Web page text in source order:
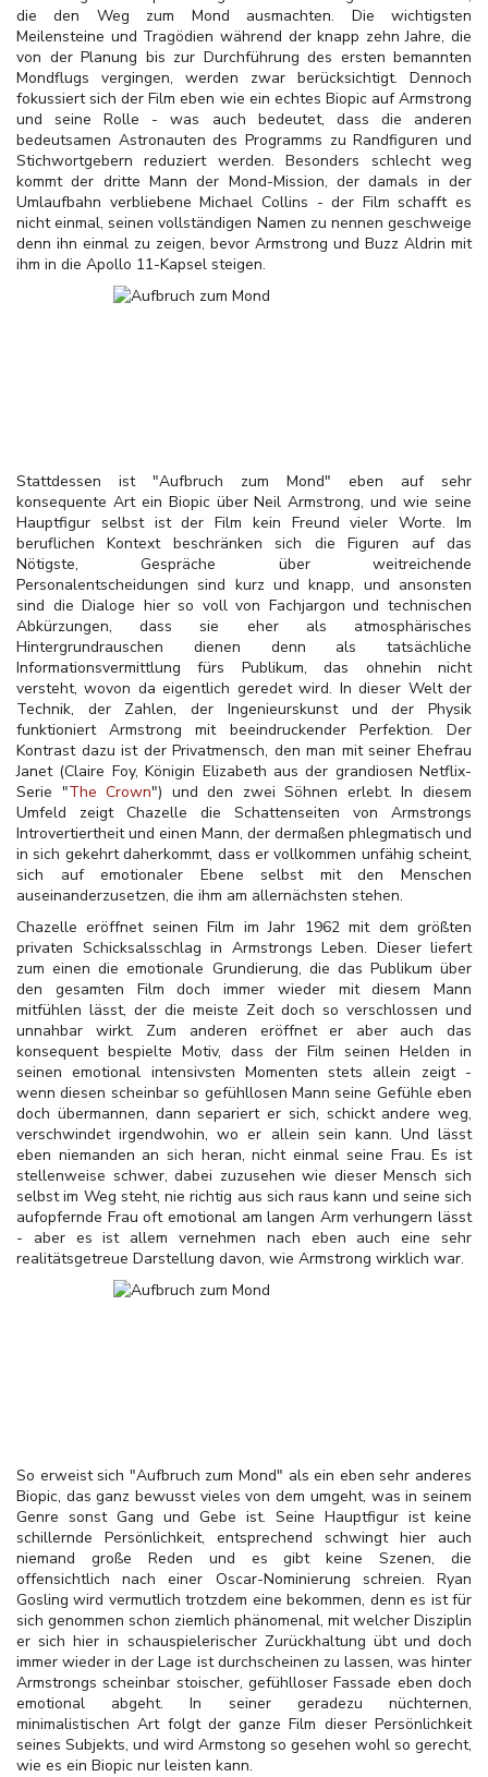
die den Weg zum Mond ausmachten. Die wichtigsten
Meilensteine und Tragödien während der knapp zehn Jahre, die
von der Planung bis zur Durchführung des ersten bemannten
Mondflugs vergingen, werden zwar berücksichtigt. Dennoch
fokussiert sich der Film eben wie ein echtes Biopic auf Armstrong
und seine Rolle - was auch bedeutet, dass die anderen
bedeutsamen Astronauten des Programms zu Randfiguren und
Stichwortgebern reduziert werden. Besonders schlecht weg
kommt der dritte Mann der Mond-Mission, der damals in der
Umlaufbahn verbliebene Michael Collins - der Film schafft es
nicht einmal, seinen vollständigen Namen zu nennen geschweige
denn ihn einmal zu zeigen, bevor Armstrong und Buzz Aldrin mit
ihm in die Apollo 11-Kapsel steigen.
Stattdessen ist "Aufbruch zum Mond" eben auf sehr
konsequente Art ein Biopic über Neil Armstrong, und wie seine
Hauptfigur selbst ist der Film kein Freund vieler Worte. Im
beruflichen Kontext beschränken sich die Figuren auf das
Nötigste, Gespräche über weitreichende
Personalentscheidungen sind kurz und knapp, und ansonsten
sind die Dialoge hier so voll von Fachjargon und technischen
Abkürzungen, dass sie eher als atmosphärisches
Hintergrundrauschen dienen denn als tatsächliche
Informationsvermittlung fürs Publikum, das ohnehin nicht
versteht, wovon da eigentlich geredet wird. In dieser Welt der
Technik, der Zahlen, der Ingenieurskunst und der Physik
funktioniert Armstrong mit beeindruckender Perfektion. Der
Kontrast dazu ist der Privatmensch, den man mit seiner Ehefrau
Janet (Claire Foy, Königin Elizabeth aus der grandiosen Netflix-
Serie "The Crown") und den zwei Söhnen erlebt. In diesem
Umfeld zeigt Chazelle die Schattenseiten von Armstrongs
Introvertiertheit und einen Mann, der dermaßen phlegmatisch und
in sich gekehrt daherkommt, dass er vollkommen unfähig scheint,
sich auf emotionaler Ebene selbst mit den Menschen
auseinanderzusetzen, die ihm am allernächsten stehen.
Chazelle eröffnet seinen Film im Jahr 1962 mit dem größten
privaten Schicksalsschlag in Armstrongs Leben. Dieser liefert
zum einen die emotionale Grundierung, die das Publikum über
den gesamten Film doch immer wieder mit diesem Mann
mitfühlen lässt, der die meiste Zeit doch so verschlossen und
unnahbar wirkt. Zum anderen eröffnet er aber auch das
konsequent bespielte Motiv, dass der Film seinen Helden in
seinen emotional intensivsten Momenten stets allein zeigt -
wenn diesen scheinbar so gefühllosen Mann seine Gefühle eben
doch übermannen, dann separiert er sich, schickt andere weg,
verschwindet irgendwohin, wo er allein sein kann. Und lässt
eben niemanden an sich heran, nicht einmal seine Frau. Es ist
stellenweise schwer, dabei zuzusehen wie dieser Mensch sich
selbst im Weg steht, nie richtig aus sich raus kann und seine sich
aufopfernde Frau oft emotional am langen Arm verhungern lässt
- aber es ist allem vernehmen nach eben auch eine sehr
realitätsgetreue Darstellung davon, wie Armstrong wirklich war.
So erweist sich "Aufbruch zum Mond" als ein eben sehr anderes
Biopic, das ganz bewusst vieles von dem umgeht, was in seinem
Genre sonst Gang und Gebe ist. Seine Hauptfigur ist keine
schillernde Persönlichkeit, entsprechend schwingt hier auch
niemand große Reden und es gibt keine Szenen, die
offensichtlich nach einer Oscar-Nominierung schreien. Ryan
Gosling wird vermutlich trotzdem eine bekommen, denn es ist für
sich genommen schon ziemlich phänomenal, mit welcher Disziplin
er sich hier in schauspielerischer Zurückhaltung übt und doch
immer wieder in der Lage ist durchscheinen zu lassen, was hinter
Armstrongs scheinbar stoischer, gefühlloser Fassade eben doch
emotional abgeht. In seiner geradezu nüchternen,
minimalistischen Art folgt der ganze Film dieser Persönlichkeit
seines Subjekts, und wird Armstong so gesehen wohl so gerecht,
wie es ein Biopic nur leisten kann.